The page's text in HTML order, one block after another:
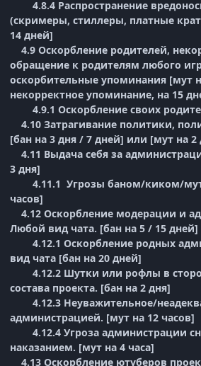
4.8.4 Распространение
(скримеры, стиллеры, платные
14 дней]
4.9 Оскорбление родителей,
обращение к родителям любого
оскорбительные упоминания [мут
некорректное упоминание, на 15
4.9.1 Оскорбление своих
4.10 Затрагивание политики,
[бан на 3 дня / 7 дней] или [мут на 2
4.11 Выдача себя за
3 дня]
4.11.1 Угрозы баном/киком/
часов]
4.12 Оскорбление модерации и
Любой вид чата. [бан на 5 / 15 дней]
4.12.1 Оскорбление родных
вид чата [бан на 20 дней]
4.12.2 Шутки или рофлы в
состава проекта. [бан на 2 дня]
4.12.3 Неуважительное/
администрацией. [мут на 12 часов]
4.12.4 Угроза администрации
наказанием. [мут на 4 часа]
4.13 Оскорбление ютуберов